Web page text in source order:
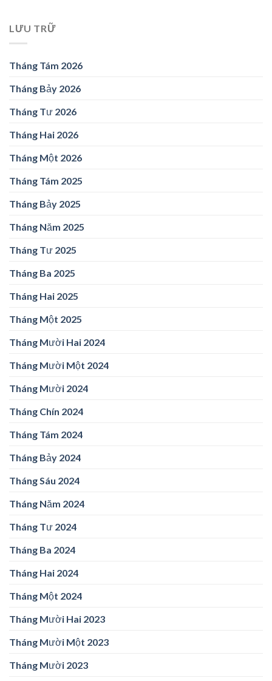
LƯU TRỮ
Tháng Tám 2026
Tháng Bảy 2026
Tháng Tư 2026
Tháng Hai 2026
Tháng Một 2026
Tháng Tám 2025
Tháng Bảy 2025
Tháng Năm 2025
Tháng Tư 2025
Tháng Ba 2025
Tháng Hai 2025
Tháng Một 2025
Tháng Mười Hai 2024
Tháng Mười Một 2024
Tháng Mười 2024
Tháng Chín 2024
Tháng Tám 2024
Tháng Bảy 2024
Tháng Sáu 2024
Tháng Năm 2024
Tháng Tư 2024
Tháng Ba 2024
Tháng Hai 2024
Tháng Một 2024
Tháng Mười Hai 2023
Tháng Mười Một 2023
Tháng Mười 2023